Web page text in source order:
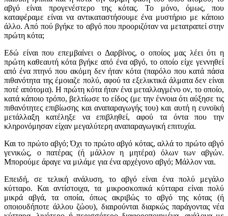
αβγό είναι προγενέστερο της κότας. Το μόνο, όμως, που
καταφέραμε είναι να αντικαταστήσουμε ένα μυστήριο με κάποιο
άλλο. Από πού βγήκε το αβγό που προοριζόταν να μετατραπεί στην
πρώτη κότα;
Εδώ είναι που επεμβαίνει ο Δαρβίνος, ο οποίος μας λέει ότι η
πρώτη καθεαυτή κότα βγήκε από ένα αβγό, το οποίο είχε γεννηθεί
από ένα πτηνό που ακόμη δεν ήταν κότα (παρόλο που κατά πάσα
πιθανότητα της έμοιαζε πολύ, αφού τα εξελικτικά άλματα δεν είναι
ποτέ απότομα). Η πρώτη κότα ήταν ένα μεταλλαγμένο ον, το οποίο,
κατά κάποιο τρόπο, βελτίωσε το είδος (με την έννοια ότι αύξησε τις
πιθανότητες επιβίωσης και αναπαραγωγής του) και αυτή η ευνοϊκή
μετάλλαξη κατέληξε να επιβληθεί, αφού τα όντα που την
κληρονόμησαν είχαν μεγαλύτερη αναπαραγωγική επιτυχία.
Και το πρώτο αβγό; Όχι το πρώτο αβγό κότας, αλλά το πρώτο αβγό
γενικώς, ο πατέρας (ή μάλλον η μητέρα) όλων των αβγών.
Μπορούμε άραγε να μιλάμε για ένα αρχέγονο αβγό; Μάλλον ναι.
Επειδή, σε τελική ανάλυση, το αβγό είναι ένα πολύ μεγάλο
κύτταρο. Και αντίστοιχα, τα μικροσκοπικά κύτταρα είναι πολύ
μικρά αβγά, τα οποία, όπως ακριβώς το αβγό της κότας (ή
οποιουδήποτε άλλου ζώου), διαιρούνται διαρκώς παράγοντας νέα